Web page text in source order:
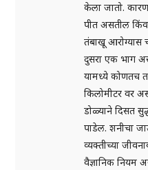
केला जातो.
पीत असतील
तंबाखू आरोग्यास
दुसरा एक भाग
यामध्ये कोणतच
किलोमीटर वर
डोळ्याने दिसत
पाडेल. शनीचा
व्यक्तीच्या
वैज्ञानिक नियम